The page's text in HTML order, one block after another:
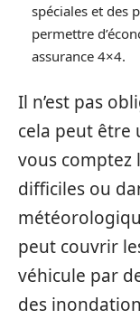
spéciales et des
permettre
assurance 4×4.
Il n’est pas
cela peut être
vous comptez
difficiles ou
peut couvrir
véhicule par
des